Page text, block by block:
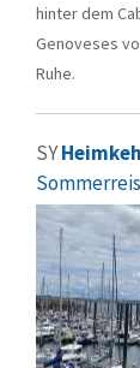
hinter dem
Genoveses
Ruhe.
SY